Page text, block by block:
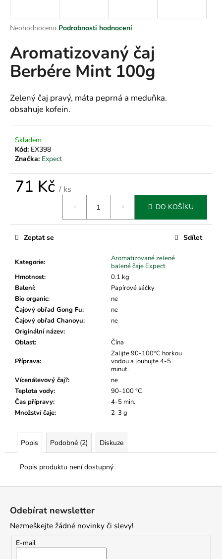
Průměrné
produktu
je
0,0
z
hvězdiček.
Neohodnoceno Podrobnosti hodnocení
Aromatizovaný čaj
Berbére Mint 100g
Zelený čaj pravý, máta peprná a meduňka.
obsahuje kofein.
Skladem
Kód: EX398
Značka: Expect
71 Kč / ks
DO KOŠÍKU
Kategorie:
Aromatizované zelené
balené čaje Expect
Hmotnost:
0.1 kg
Balení:
Papírové sáčky
Bio organic:
ne
Čajový obřad Gong Fu:
ne
Čajový obřad Chanoyu:
ne
Originální název:
Oblast: Čína
Příprava:
Zalijte 90-100°C horkou
vodou a louhujte 4-5
minut.
Vícenálevový čaj?:
ne
Teplota vody:
90-100 °C
Čas přípravy:
4-5 min.
Množství čaje: 2-3 g
Zeptat se Sdílet
Popis Podobné (2) Diskuze
Popis produktu není dostupný
j
t
?
HLEDAT
D
p
č
u
m
Odebírat newsletter
Nezmeškejte žádné novinky či slevy!
E-mail